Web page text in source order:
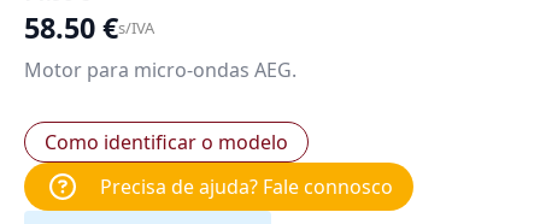
58.50€s/IVA
Motor para micro-ondas AEG.
Como identificar o modelo
Precisa de ajuda? Fale connosco